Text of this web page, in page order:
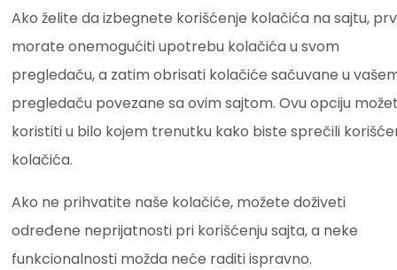
Ako želite da izbegnete korišćenje kolačića na sajtu,
morate onemogućiti upotrebu kolačića u svom
pregledaču, a zatim obrisati kolačiće sačuvane u
pregledaču povezane sa ovim sajtom. Ovu opciju
koristiti u bilo kojem trenutku kako biste sprečili
kolačića.
Ako ne prihvatite naše kolačiće, možete doživeti
određene neprijatnosti pri korišćenju sajta, a neke
funkcionalnosti možda neće raditi ispravno.